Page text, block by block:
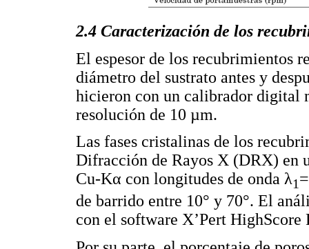
2.4 Caracterización de los
El espesor de los recubrimientos
diámetro del sustrato antes y
hicieron con un calibrador digital
resolución de 10 µm.
Las fases cristalinas de los
Difracción de Rayos X (DRX) en
Cu-Kα con longitudes de onda λ1
de barrido entre 10° y 70°. El
con el software X’Pert